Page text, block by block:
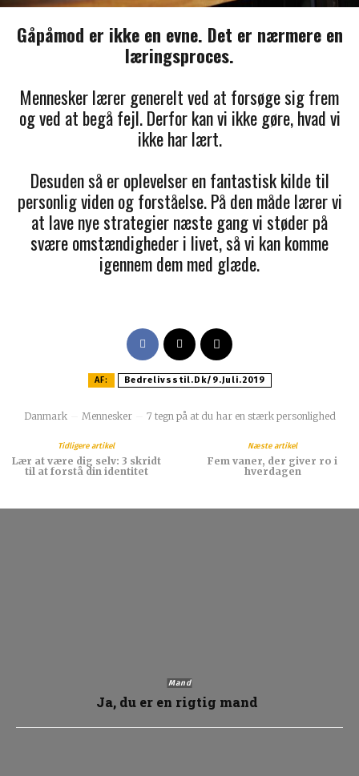
Gåpåmod er ikke en evne. Det er nærmere en
læringsproces.
Mennesker lærer generelt ved at forsøge sig frem
og ved at begå fejl. Derfor kan vi ikke gøre, hvad vi
ikke har lært.
Desuden så er oplevelser en fantastisk kilde til
personlig viden og forståelse. På den måde lærer vi
at lave nye strategier næste gang vi støder på
svære omstændigheder i livet, så vi kan komme
igennem dem med glæde.
AF: Bedrelivsstil.dk/9.juli.2019
Danmark Mennesker 7 tegn på at du har en stærk personlighed
Tidligere artikel
Lær at være dig selv: 3 skridt
til at forstå din identitet
Næste artikel
Fem vaner, der giver ro i
hverdagen
Mand
Ja, du er en rigtig mand